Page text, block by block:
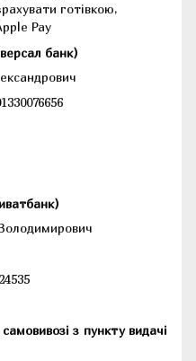
готівкою,
Pay
банк)
з пункту видачі